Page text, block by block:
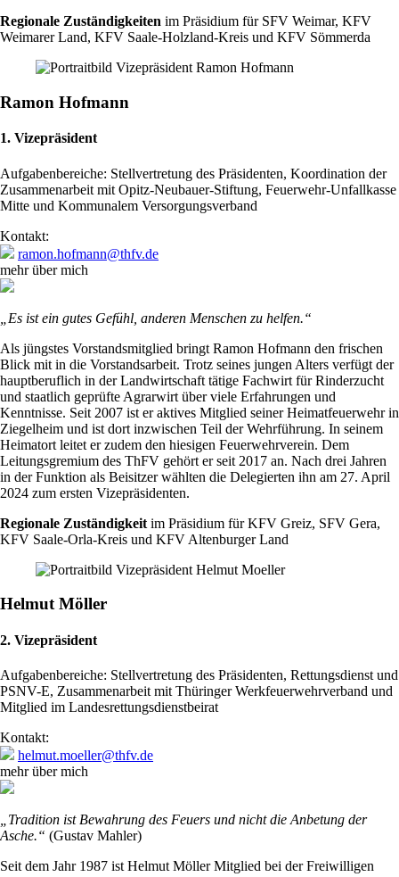
Regionale Zuständigkeiten im Präsidium für SFV Weimar, KFV
Weimarer Land, KFV Saale-Holzland-Kreis und KFV Sömmerda
Ramon Hofmann
1. Vizepräsident
Aufgabenbereiche: Stellvertretung des Präsidenten, Koordination der
Zusammenarbeit mit Opitz-Neubauer-Stiftung, Feuerwehr-Unfallkasse
Mitte und Kommunalem Versorgungsverband
Kontakt:
ramon.hofmann@thfv.de
mehr über mich
„Es ist ein gutes Gefühl, anderen Menschen zu helfen.“
Als jüngstes Vorstandsmitglied bringt Ramon Hofmann den frischen
Blick mit in die Vorstandsarbeit. Trotz seines jungen Alters verfügt der
hauptberuflich in der Landwirtschaft tätige Fachwirt für Rinderzucht
und staatlich geprüfte Agrarwirt über viele Erfahrungen und
Kenntnisse. Seit 2007 ist er aktives Mitglied seiner Heimatfeuerwehr in
Ziegelheim und ist dort inzwischen Teil der Wehrführung. In seinem
Heimatort leitet er zudem den hiesigen Feuerwehrverein. Dem
Leitungsgremium des ThFV gehört er seit 2017 an. Nach drei Jahren
in der Funktion als Beisitzer wählten die Delegierten ihn am 27. April
2024 zum ersten Vizepräsidenten.
Regionale Zuständigkeit im Präsidium für KFV Greiz, SFV Gera,
KFV Saale-Orla-Kreis und KFV Altenburger Land
Helmut Möller
2. Vizepräsident
Aufgabenbereiche: Stellvertretung des Präsidenten, Rettungsdienst und
PSNV-E, Zusammenarbeit mit Thüringer Werkfeuerwehrverband und
Mitglied im Landesrettungsdienstbeirat
Kontakt:
helmut.moeller@thfv.de
mehr über mich
„Tradition ist Bewahrung des Feuers und nicht die Anbetung der
Asche.“ (Gustav Mahler)
Seit dem Jahr 1987 ist Helmut Möller Mitglied bei der Freiwilligen